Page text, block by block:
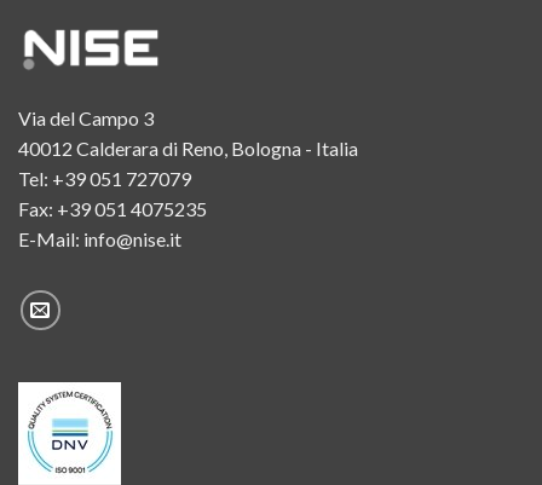
Via del Campo 3
40012 Calderara di Reno, Bologna - Italia
Tel: +39 051 727079
Fax: +39 051 4075235
E-Mail: info@nise.it